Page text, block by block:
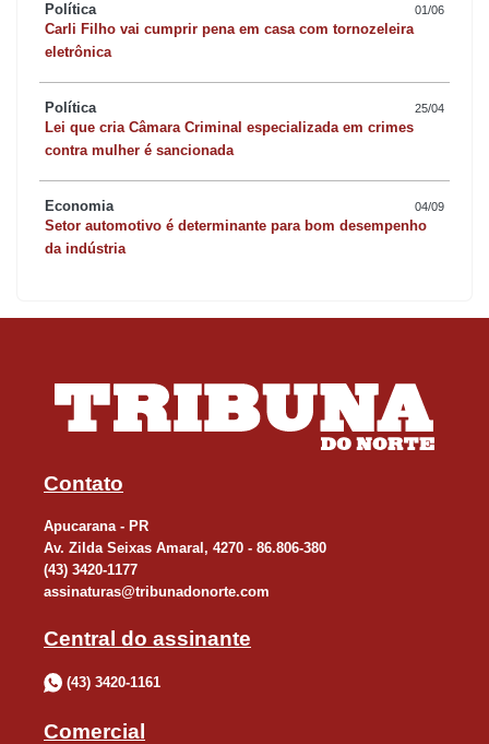
Política 01/06
Carli Filho vai cumprir pena em casa com tornozeleira
eletrônica
Política 25/04
Lei que cria Câmara Criminal especializada em crimes
contra mulher é sancionada
Economia 04/09
Setor automotivo é determinante para bom desempenho
da indústria
Contato
Apucarana - PR
Av. Zilda Seixas Amaral, 4270 - 86.806-380
(43) 3420-1177
assinaturas@tribunadonorte.com
Central do assinante
(43) 3420-1161
Comercial